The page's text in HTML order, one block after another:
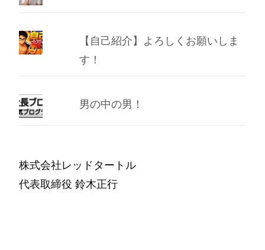
【自己紹介】よろしくお願いしま
す！
男の中の男！
株式会社レッドタートル
代表取締役 鈴木正行